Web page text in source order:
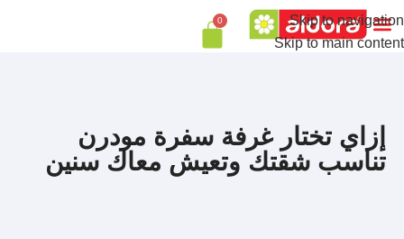
Skip to navigation
Skip to main content
0
إزاي تختار غرفة سفرة مودرن
تناسب شقتك وتعيش معاك سنين